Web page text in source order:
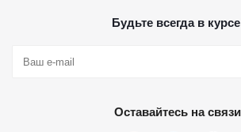
Будьте всегда в
Оставайтесь на связи